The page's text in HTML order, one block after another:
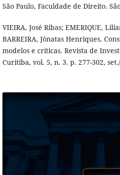
São Paulo, Faculdade de Direito.
VIEIRA, José Ribas; EMERIQUE,
BARREIRA, Jônatas Henriques.
modelos e críticas. Revista de
Curitiba, vol. 5, n. 3. p. 277-302,